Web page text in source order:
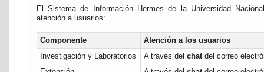
El Sistema de Información Hermes de la Universidad
atención a usuarios:
Componente
Atención a los usuarios
Investigación y Laboratorios
A través del chatdel correo